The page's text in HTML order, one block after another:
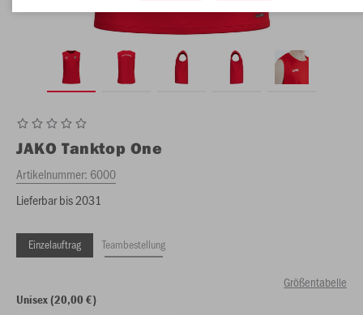
JAKO Tanktop One
Artikelnummer: 6000
Lieferbar bis 2031
Einzelauftrag Teambestellung
Größentabelle
Unisex (20,00 €)